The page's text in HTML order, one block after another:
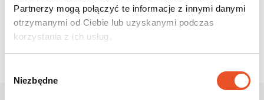
Partnerzy mogą połączyć te informacje z innymi danymi
otrzymanymi od Ciebie lub uzyskanymi podczas
korzystania z ich usług.
zgody
Niezbędne